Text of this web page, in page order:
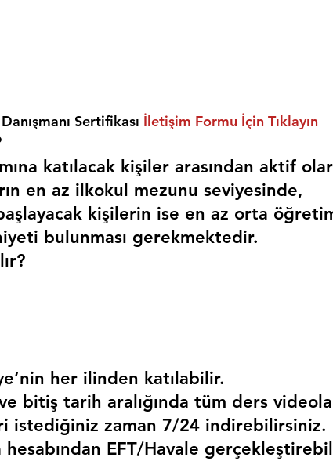
Sertifikası İletişim Formu İçin Tıklayın
katılacak kişiler arasından aktif
en az ilkokul mezunu seviyesinde,
kişilerin ise en az orta
bulunması gerekmektedir.
her ilinden katılabilir.
bitiş tarih aralığında tüm ders
istediğiniz zaman 7/24 indirebilirsiniz.
EFT/Havale